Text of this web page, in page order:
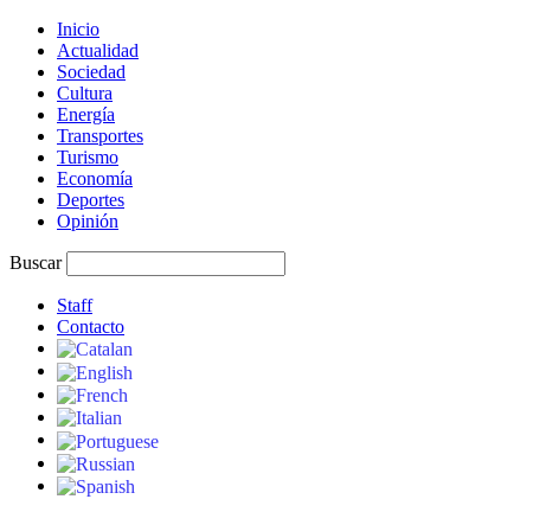
Inicio
Actualidad
Sociedad
Cultura
Energía
Transportes
Turismo
Economía
Deportes
Opinión
Buscar
Staff
Contacto